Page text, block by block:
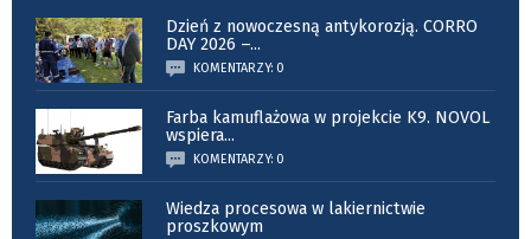
Dzień z nowoczesną antykorozją. CORRO
DAY 2026 –...
KOMENTARZY: 0
Farba kamuflażowa w projekcie K9. NOVOL
wspiera...
KOMENTARZY: 0
Wiedza procesowa w lakiernictwie
proszkowym